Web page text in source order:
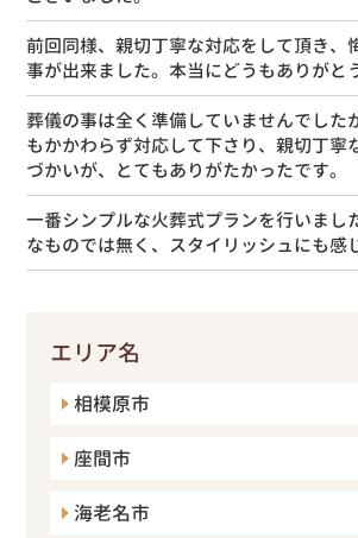
前回同様、親切丁寧な対応をして頂き、
事が出来ました。本当にどうもありがと
葬儀の事は全く準備していませんでした
もかかわらず対応して下さり、親切丁寧
づかいが、とてもありがたかったです。
一番シンプルな火葬式プランを行いまし
なものでは無く、スタイリッシュにも感
エリア名
相模原市
座間市
海老名市